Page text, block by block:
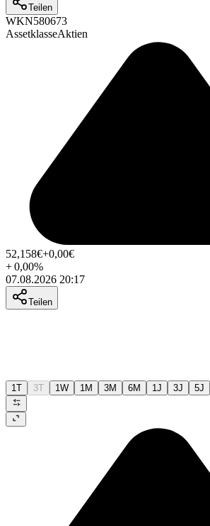
Teilen
WKN580673
AssetklasseAktien
52,158€+0,00€
+0,00%
07.08.2026 20:17
Teilen
1T 3T 1W 1M 3M 6M 1J 3J 5J